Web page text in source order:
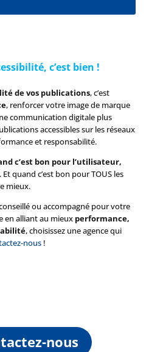
c’est bien !
de vos publications, c’est
, renforcer votre image de marque
communication digitale plus
accessibles sur les réseaux
et responsabilité.
c’est bon pour l’utilisateur,
Et quand c’est bon pour TOUS les
mieux.
ou accompagné pour votre
en alliant au mieux performance,
, choisissez une agence qui
nous!
nous